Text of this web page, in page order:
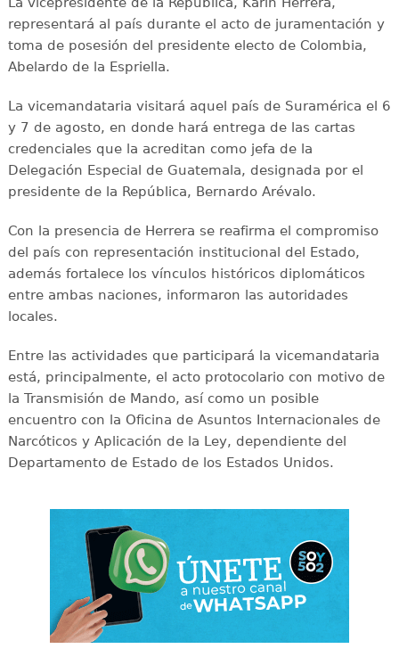
representará al país durante el acto de juramentación y
toma de posesión del presidente electo de Colombia,
Abelardo de la Espriella.
La vicemandataria visitará aquel país de Suramérica el 6
y 7 de agosto, en donde hará entrega de las cartas
credenciales que la acreditan como jefa de la
Delegación Especial de Guatemala, designada por el
presidente de la República, Bernardo Arévalo.
Con la presencia de Herrera se reafirma el compromiso
del país con representación institucional del Estado,
además fortalece los vínculos históricos diplomáticos
entre ambas naciones, informaron las autoridades
locales.
Entre las actividades que participará la vicemandataria
está, principalmente, el acto protocolario con motivo de
la Transmisión de Mando, así como un posible
encuentro con la Oficina de Asuntos Internacionales de
Narcóticos y Aplicación de la Ley, dependiente del
Departamento de Estado de los Estados Unidos.